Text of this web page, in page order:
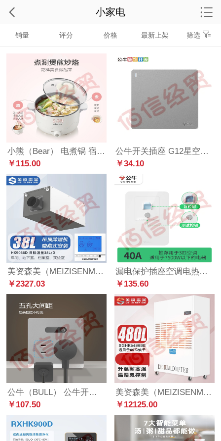
销量 评分 价格 最新上架 筛选
小熊（Bear） 电煮锅 宿舍小电锅泡面小火锅 多用途锅多功能蒸煮一体 电蒸锅 电热锅 【性价比款】配蒸笼 白色 DRG-C18K2
￥115.00
公牛开关插座 G12星空灰系列 大面板插座 墙壁电源插座开关面板 一开单控 G12K111
￥34.10
美资森美（MEIZISENMEI） 吊顶除湿机壁挂式工业中央抽湿机地下室管道除湿器吸顶式 HK5038D 日除湿量38L/D
￥2327.03
漏电保护插座空调电热水龙头大功率接线插头防触电插板 柜机空调3P-40A(GTP02)
￥135.60
公牛（BULL） 公牛开关插座面板智能感应灯GTLZ223二三极插座带感应地脚灯楼梯过道led小夜灯 感应地脚灯带五孔(星空灰)
￥107.50
美资森美（MEIZISENMEI） 升温耐高温除湿机工业大功率加热烘干房食品药材木料茶叶抽湿机 升温高温SGHK5480BE
￥12125.00
小家电